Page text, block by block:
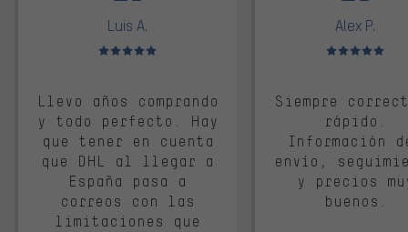
Luis A.
Valoración media: 5 de 5
Llevo años comprando
y todo perfecto. Hay
que tener en cuenta
que DHL al llegar a
España pasa a
correos con las
limitaciones que
Alex P.
Valoración
Siempre
rápido.
Información
envío,
y precios
buenos.